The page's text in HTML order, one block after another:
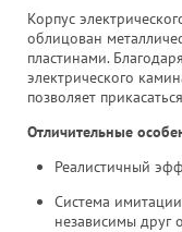
Корпус
облицован
пластинами.
электрического
позволяет
Отличительные
Реалистичный
Система
независимы друг